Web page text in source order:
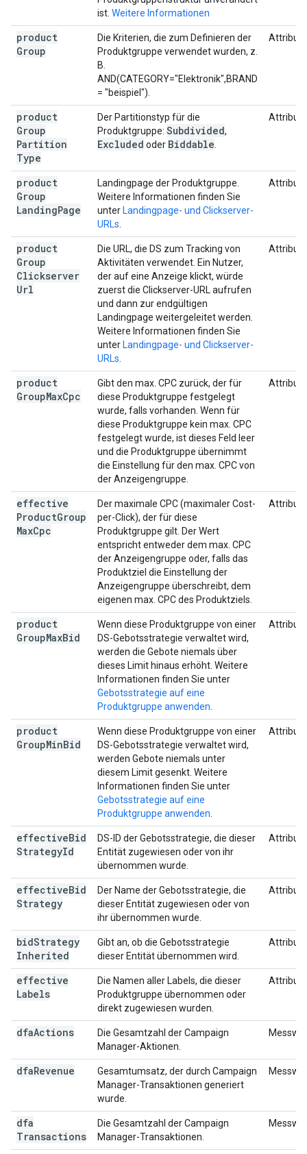
ist. Weitere Informationen
product
Group
Die Kriterien, die zum Definieren der
Produktgruppe verwendet wurden, z.
B.
AND(CATEGORY="Elektronik",BRAND
= "beispiel").
Attribut
product
Group
Partition
Type
Der Partitionstyp für die
Produktgruppe: Subdivided,
Excluded oder Biddable
Attribut
product
Group
LandingPage
Landingpage der Produktgruppe.
Weitere Informationen finden Sie
unter Landingpage- und Clickserver-
URLs
Attribut
product
Group
Clickserver
Url
Die URL, die DS zum Tracking von
Aktivitäten verwendet. Ein Nutzer,
der auf eine Anzeige klickt, würde
zuerst die Clickserver-URL aufrufen
und dann zur endgültigen
Landingpage weitergeleitet werden.
Weitere Informationen finden Sie
unter Landingpage- und Clickserver-
URLs
Attribut
product
GroupMaxCpc
Gibt den max. CPC zurück, der für
diese Produktgruppe festgelegt
wurde, falls vorhanden. Wenn für
diese Produktgruppe kein max. CPC
festgelegt wurde, ist dieses Feld leer
und die Produktgruppe übernimmt
die Einstellung für den max. CPC von
der Anzeigengruppe.
Attribut
effective
ProductGroup
MaxCpc
Der maximale CPC (maximaler Cost-
per-Click), der für diese
Produktgruppe gilt. Der Wert
entspricht entweder dem max. CPC
der Anzeigengruppe oder, falls das
Produktziel die Einstellung der
Anzeigengruppe überschreibt, dem
eigenen max. CPC des Produktziels.
Attribut
product
GroupMaxBid
Wenn diese Produktgruppe von einer
DS-Gebotsstrategie verwaltet wird,
werden die Gebote niemals über
dieses Limit hinaus erhöht. Weitere
Informationen finden Sie unter
Gebotsstrategie auf eine
Produktgruppe anwenden
Attribut
product
GroupMinBid
Wenn diese Produktgruppe von einer
DS-Gebotsstrategie verwaltet wird,
werden Gebote niemals unter
diesem Limit gesenkt. Weitere
Informationen finden Sie unter
Gebotsstrategie auf eine
Produktgruppe anwenden
Attribut
effectiveBid
StrategyId
DS-ID der Gebotsstrategie, die dieser
Entität zugewiesen oder von ihr
übernommen wurde.
Attribut
effectiveBid
Strategy
Der Name der Gebotsstrategie, die
dieser Entität zugewiesen oder von
ihr übernommen wurde.
Attribut
bidStrategy
Inherited
Gibt an, ob die Gebotsstrategie
dieser Entität übernommen wird.
Attribut
effective
Labels
Die Namen aller Labels, die dieser
Produktgruppe übernommen oder
direkt zugewiesen wurden.
Attribut
dfaActions
Die Gesamtzahl der Campaign
Manager-Aktionen.
dfaRevenue
Gesamtumsatz, der durch Campaign
Manager-Transaktionen generiert
wurde.
dfa
Transactions
Die Gesamtzahl der Campaign
Manager-Transaktionen.